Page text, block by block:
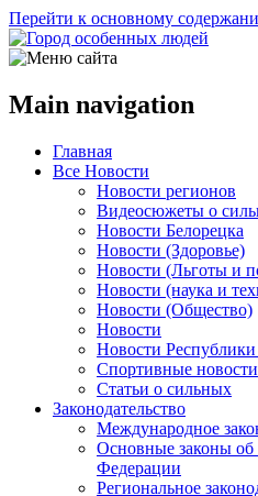
Перейти к основному
Main navigation
Главная
Все Новости
Новости регионов
Видеосюжеты о
Новости Белорецка
Новости (Здоровье)
Новости (Льготы и
Новости (наука и
Новости (Общество)
Новости
Новости
Спортивные новости
Статьи о сильных
Законодательство
Международное
Основные законы об
Федерации
Региональное